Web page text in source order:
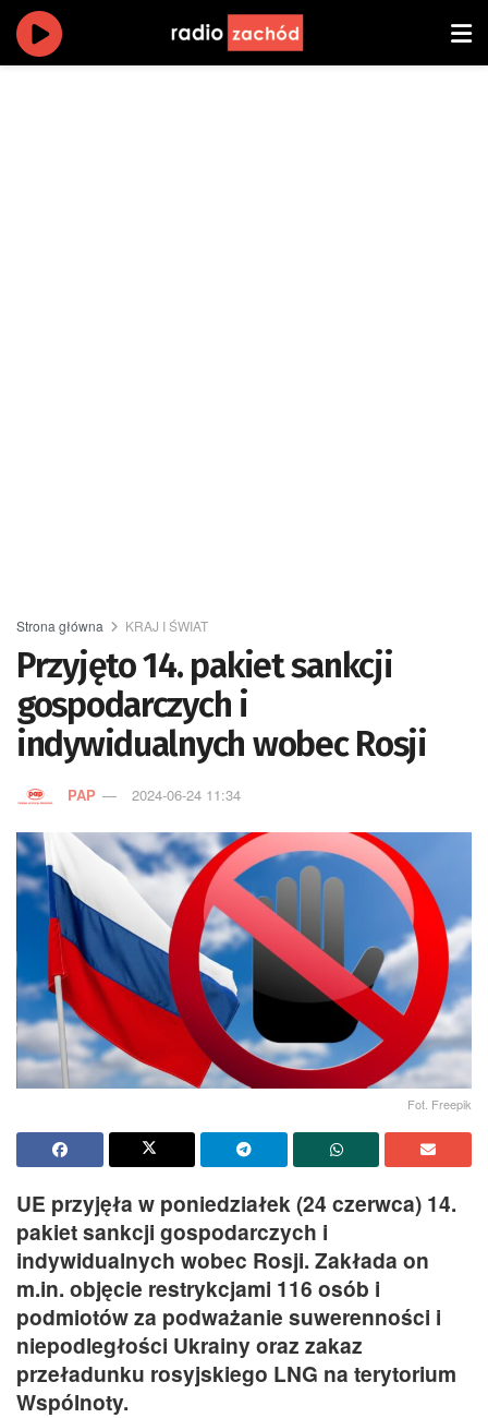
Strona główna KRAJ I ŚWIAT
Przyjęto 14. pakiet sankcji
gospodarczych i
indywidualnych wobec Rosji
PAP 2024-06-24 11:34
Fot. Freepik
UE przyjęła w poniedziałek (24 czerwca) 14.
pakiet sankcji gospodarczych i
indywidualnych wobec Rosji. Zakłada on
m.in. objęcie restrykcjami 116 osób i
podmiotów za podważanie suwerenności i
niepodległości Ukrainy oraz zakaz
przeładunku rosyjskiego LNG na terytorium
Wspólnoty.